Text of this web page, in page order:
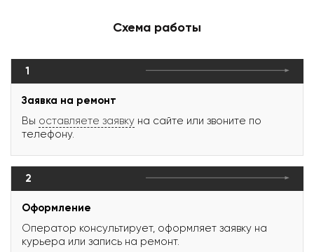
Схема работы
1
Заявка на ремонт
Вы оставляете заявку на сайте или звоните по
телефону.
2
Оформление
Оператор консультирует, оформляет заявку на
курьера или запись на ремонт.